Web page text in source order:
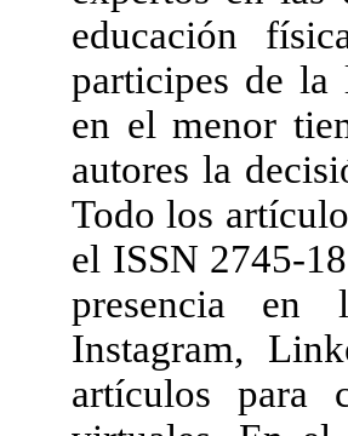
educación
participes de la
en el menor
autores la
Todo los
el ISSN 2745-
presencia en
Instagram,
artículos para